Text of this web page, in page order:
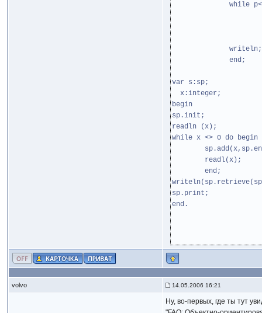
while p<>l1
writeln;
end;
var s:sp;
x:integer;
begin
sp.init;
readln (x);
while x <> 0 do begin
readl(x);
end;
sp.print;
end.
volvo 14.05.2006 16:21
Ну, во-первых, где ты тут